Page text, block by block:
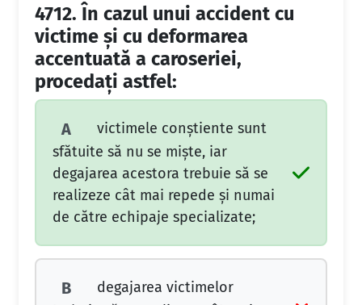
4712. În cazul unui accident cu
victime și cu deformarea
accentuată a caroseriei,
procedați astfel:
A
victimele conștiente sunt
sfătuite să nu se miște, iar
degajarea acestora trebuie să se
realizeze cât mai repede și numai
de către echipaje specializate;
B
degajarea victimelor